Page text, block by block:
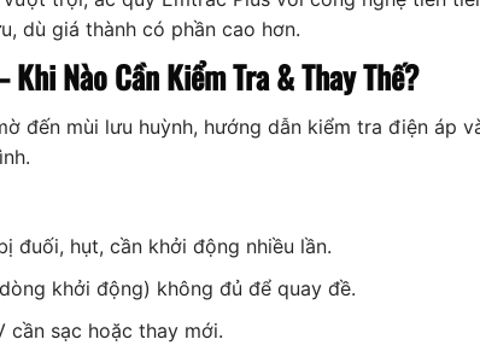
dù giá thành có phần cao hơn.
Nào Cần Kiểm Tra & Thay Thế?
đến mùi lưu huỳnh, hướng dẫn kiểm tra điện áp
đuối, hụt, cần khởi động nhiều lần.
khởi động) không đủ để quay đề.
cần sạc hoặc thay mới.